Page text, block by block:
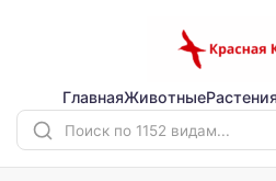
ГлавнаяЖивотныеРастения